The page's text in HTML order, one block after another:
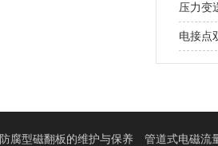
压力变
电接点
防腐型磁翻板的维护与保养 管道式电磁流